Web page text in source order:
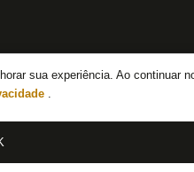
sua experiência. Ao continuar
.
do Botafogo